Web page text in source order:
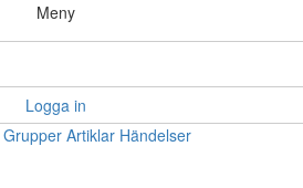
Meny
Logga in
Grupper Artiklar Händelser